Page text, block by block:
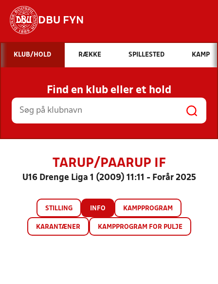
DBU FYN
Hvad vil du søge efter?
INDHOLD OG NYHEDER
STILLINGER, RESULTATER, KLUBBER OG
HOLD
KLUB/HOLD RÆKKE SPILLESTED KAMP
Find en klub eller et hold
TARUP/PAARUP IF
U16 Drenge Liga 1 (2009) 11:11 - Forår 2025
STILLING INFO KAMPPROGRAM
KARANTÆNER KAMPPROGRAM FOR PULJE